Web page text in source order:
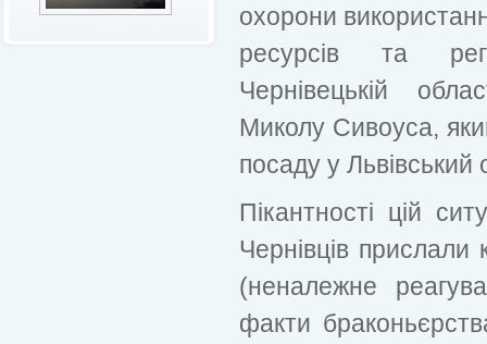
охорони
ресурсів та
Чернівецькій
Миколу Сивоуса,
посаду у Львівський
Пікантності цій
Чернівців прислали
(неналежне
факти